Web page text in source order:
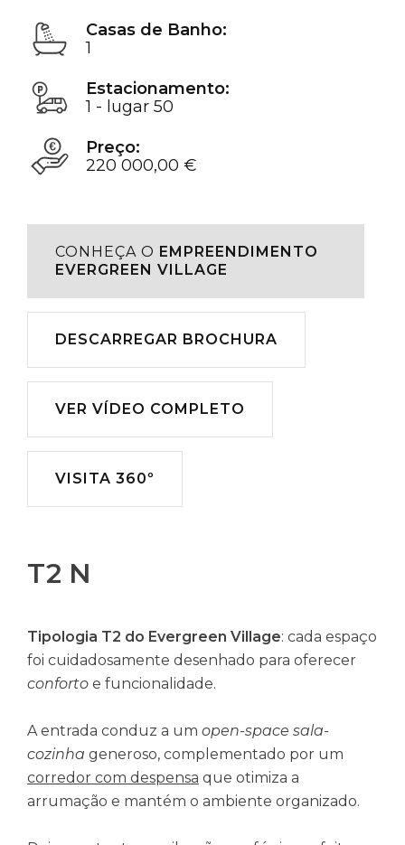
Casas de Banho:
1
Estacionamento:
1 - lugar 50
Preço:
220 000,00 €
CONHEÇA O EMPREENDIMENTO
EVERGREEN VILLAGE
DESCARREGAR BROCHURA
Descarregar
VER VÍDEO COMPLETO
Reproduzir
VISITA 360º
T2 N
Tipologia T2 do Evergreen Village: cada espaço
foi cuidadosamente desenhado para oferecer
conforto e funcionalidade.
A entrada conduz a um open-space sala-
cozinha generoso, complementado por um
corredor com despensa que otimiza a
arrumação e mantém o ambiente organizado.